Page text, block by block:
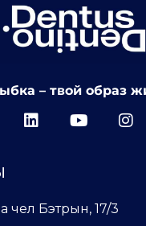
– твой образ
чел Бэтрын, 17/3